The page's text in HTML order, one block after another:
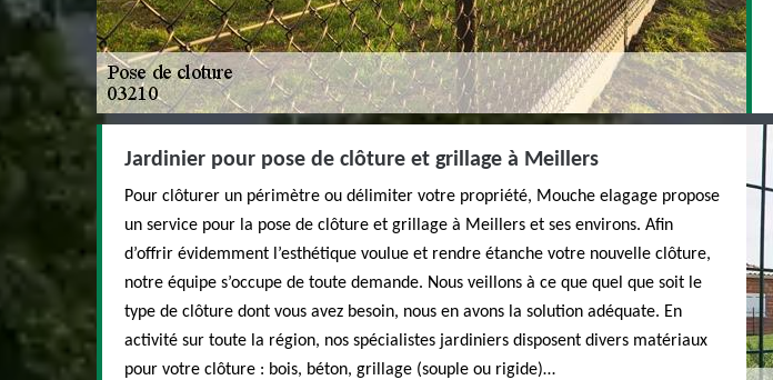
Jardinier pour pose de clôture et grillage à Meillers
Pour clôturer un périmètre ou délimiter votre propriété, Mouche elagage propose
un service pour la pose de clôture et grillage à Meillers et ses environs. Afin
d’offrir évidemment l’esthétique voulue et rendre étanche votre nouvelle clôture,
notre équipe s’occupe de toute demande. Nous veillons à ce que quel que soit le
type de clôture dont vous avez besoin, nous en avons la solution adéquate. En
activité sur toute la région, nos spécialistes jardiniers disposent divers matériaux
pour votre clôture : bois, béton, grillage (souple ou rigide)…